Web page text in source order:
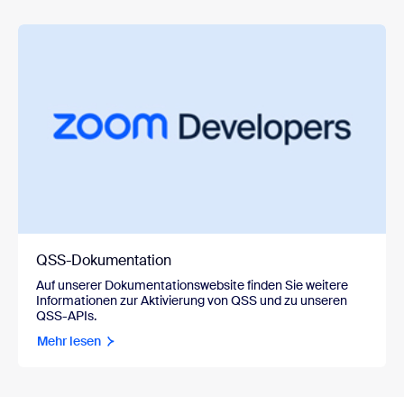
QSS-Dokumentation
Auf unserer Dokumentationswebsite finden Sie weitere
Informationen zur Aktivierung von QSS und zu unseren
QSS-APIs.
Mehr lesen